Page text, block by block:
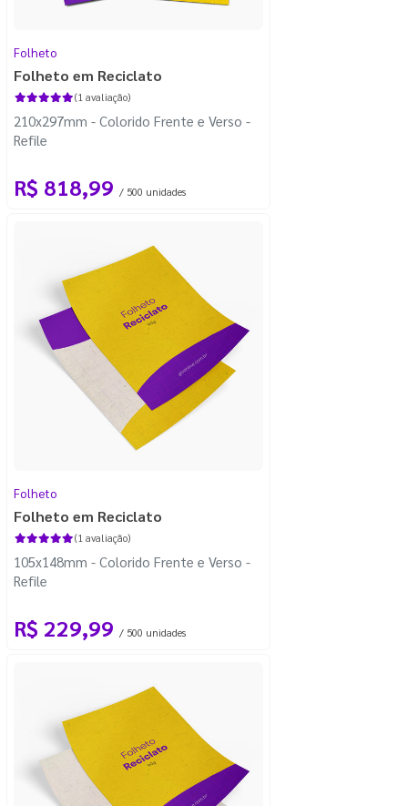
Folheto
Folheto em Reciclato
(1 avaliação)
210x297mm - Colorido Frente e Verso -
Refile
R$ 818,99 / 500 unidades
Folheto
Folheto em Reciclato
(1 avaliação)
105x148mm - Colorido Frente e Verso -
Refile
R$ 229,99 / 500 unidades